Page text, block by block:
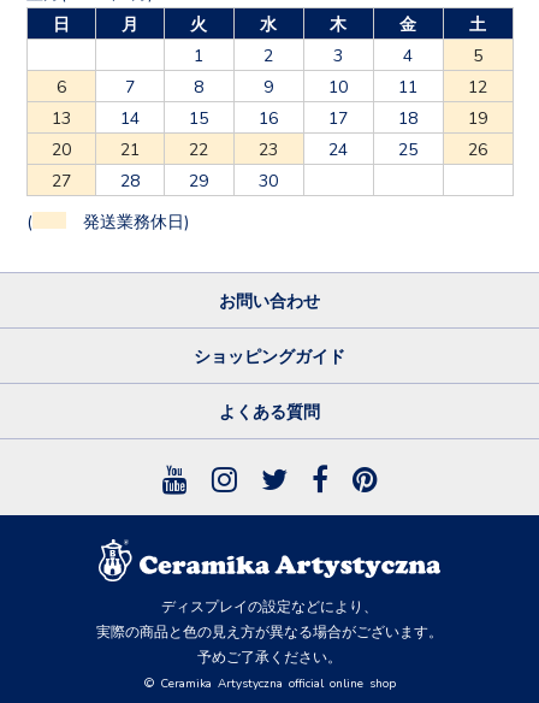
日
月 火 水 木 金
土
1
2 3 4
5
6
7 8 9 10 11
12
13
14 15 16 17 18
19
20
21 22 23 24 25
26
27
28 29 30
( 発送業務休日)
お問い合わせ
ショッピングガイド
よくある質問
ディスプレイの設定などにより、
実際の商品と色の見え方が異なる場合がございます。
予めご了承ください。
© Ceramika Artystyczna official online shop